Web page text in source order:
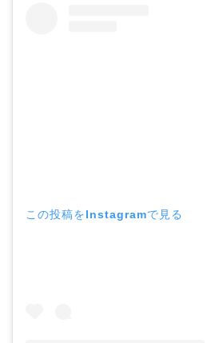
この投稿をInstagramで見る